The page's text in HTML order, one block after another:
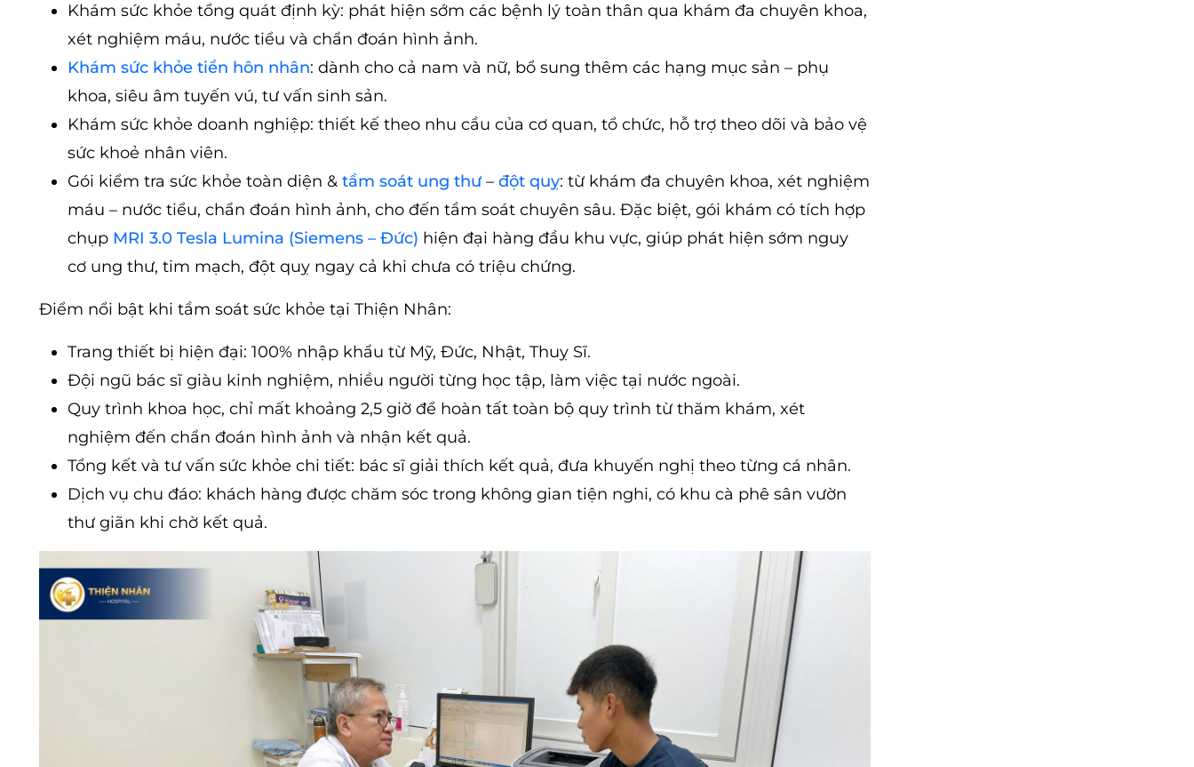
Khám sức khỏe tổng quát định kỳ: phát hiện sớm các bệnh lý toàn thân qua khám đa chuyên khoa,
xét nghiệm máu, nước tiểu và chẩn đoán hình ảnh.
Khám sức khỏe tiền hôn nhân: dành cho cả nam và nữ, bổ sung thêm các hạng mục sản – phụ
khoa, siêu âm tuyến vú, tư vấn sinh sản.
Khám sức khỏe doanh nghiệp: thiết kế theo nhu cầu của cơ quan, tổ chức, hỗ trợ theo dõi và bảo vệ
sức khoẻ nhân viên.
Gói kiểm tra sức khỏe toàn diện & tầm soát ung thư – đột quỵ: từ khám đa chuyên khoa, xét nghiệm
máu – nước tiểu, chẩn đoán hình ảnh, cho đến tầm soát chuyên sâu. Đặc biệt, gói khám có tích hợp
chụp MRI 3.0 Tesla Lumina (Siemens – Đức) hiện đại hàng đầu khu vực, giúp phát hiện sớm nguy
cơ ung thư, tim mạch, đột quỵ ngay cả khi chưa có triệu chứng.
Điểm nổi bật khi tầm soát sức khỏe tại Thiện Nhân:
Trang thiết bị hiện đại: 100% nhập khẩu từ Mỹ, Đức, Nhật, Thuỵ Sĩ.
Đội ngũ bác sĩ giàu kinh nghiệm, nhiều người từng học tập, làm việc tại nước ngoài.
Quy trình khoa học, chỉ mất khoảng 2,5 giờ để hoàn tất toàn bộ quy trình từ thăm khám, xét
nghiệm đến chẩn đoán hình ảnh và nhận kết quả.
Tổng kết và tư vấn sức khỏe chi tiết: bác sĩ giải thích kết quả, đưa khuyến nghị theo từng cá nhân.
Dịch vụ chu đáo: khách hàng được chăm sóc trong không gian tiện nghi, có khu cà phê sân vườn
thư giãn khi chờ kết quả.